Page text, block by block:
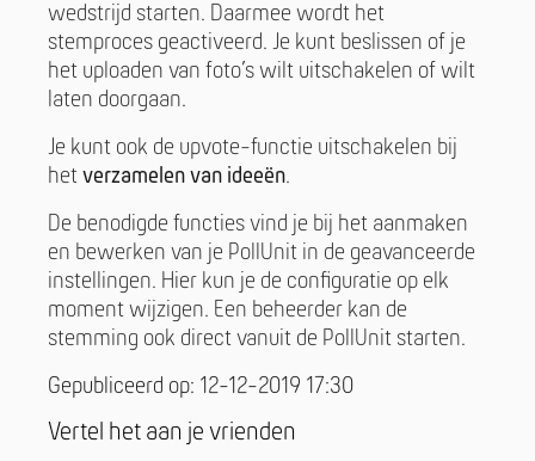
wedstrijd starten. Daarmee wordt het
stemproces geactiveerd. Je kunt beslissen of je
het uploaden van foto’s wilt uitschakelen of wilt
laten doorgaan.
Je kunt ook de upvote-functie uitschakelen bij
het verzamelen van ideeën.
De benodigde functies vind je bij het aanmaken
en bewerken van je PollUnit in de geavanceerde
instellingen. Hier kun je de configuratie op elk
moment wijzigen. Een beheerder kan de
stemming ook direct vanuit de PollUnit starten.
Gepubliceerd op: 12-12-2019 17:30
Vertel het aan je vrienden